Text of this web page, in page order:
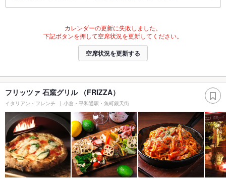
カレンダーの更新に失敗しました。
下記ボタンを押して空席状況を更新してください。
空席状況を更新する
フリッツァ 石窯グリル （FRIZZA）
イタリアン・フレンチ 小倉・平和通駅・魚町銀天街